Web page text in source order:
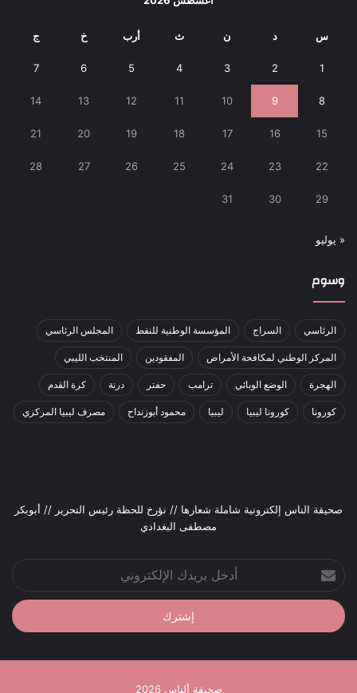
س د ن ث أرب خ ج
1
2
3
4
5
6
7
8
9
10
11
12
13
14
15
16
17
18
19
20
21
22
23
24
25
26
27
28
29
30
31
« يوليو
وسوم
الرئاسي السراج المؤسسة الوطنية للنفط المجلس الرئاسي
المركز الوطني لمكافحة الأمراض المفقودين المنتخب الليبي
الهجرة الوضع الوبائي ترامب حفتر درنة كرة القدم
كورونا كورونا ليبيا ليبيا محمود أبوزنداح مصرف ليبيا المركزي
صحيقة الناس إلكترونية شاملة شعارها // نؤرخ للحظة رئيس التحرير // أبوبكر
مصطفى البغدادي
بريدك
الإلكتروني
صحيفة ألناس 2026